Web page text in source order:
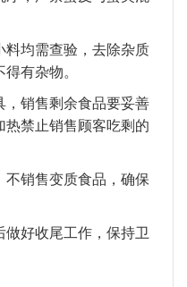
料均需查验，去除杂质
有杂物。
，销售剩余食品要妥善
热禁止销售顾客吃剩的
不销售变质食品，确保
做好收尾工作，保持卫